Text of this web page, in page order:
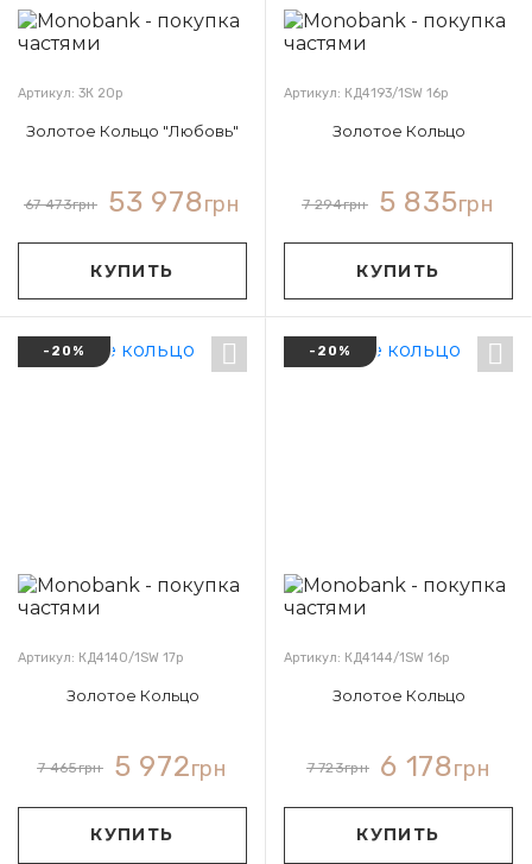
Артикул: 3К 20р
Золотое Кольцо "Любовь"
67 473грн 53 978грн
КУПИТЬ
Артикул: КД4193/1SW 16р
Золотое Кольцо
7 294грн 5 835грн
КУПИТЬ
-20%
Артикул: КД4140/1SW 17р
Золотое Кольцо
7 465грн 5 972грн
КУПИТЬ
-20%
Артикул: КД4144/1SW 16р
Золотое Кольцо
7 723грн 6 178грн
КУПИТЬ